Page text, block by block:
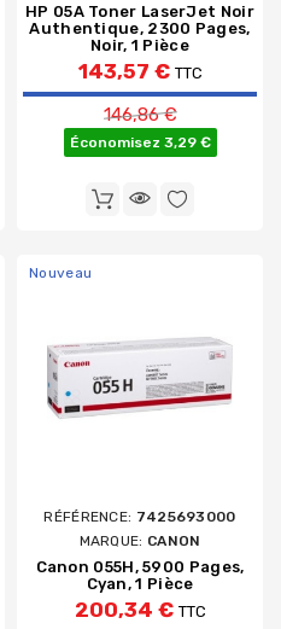
HP 05A Toner LaserJet Noir
Authentique, 2300 Pages,
Noir, 1 Pièce
143,57 € TTC
Prix de base
146,86 €
Économisez 3,29 €
Nouveau
RÉFÉRENCE: 7425693000
MARQUE: CANON
Canon 055H, 5900 Pages,
Cyan, 1 Pièce
200,34 € TTC